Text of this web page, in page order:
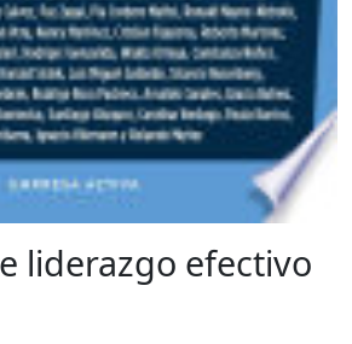
liderazgo efectivo